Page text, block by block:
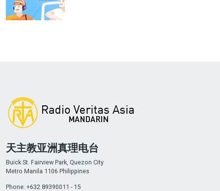
天主教亚洲真理电台
Buick St. Fairview Park, Quezon City
Metro Manila 1106 Philippines
Phone: +632 89390011 - 15